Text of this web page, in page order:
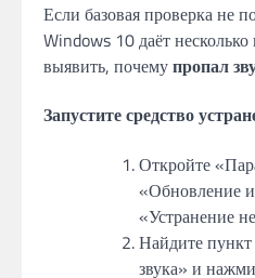
Если базовая проверка не
Windows 10 даёт
выявить, почемупропал
Запустите средство
Откройте
«Обновление
«Устранение
Найдите
звука» и